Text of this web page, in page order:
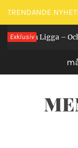
Hoppa
till
innehåll
TRENDANDE
Exklusiv
Man Ligga – Och